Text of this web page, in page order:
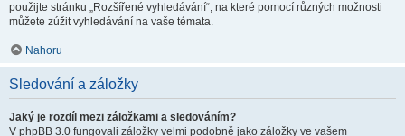
použijte stránku „Rozšířené vyhledávání“, na které pomocí různých možnosti
můžete zúžit vyhledávání na vaše témata.
Nahoru
Sledování a záložky
Jaký je rozdíl mezi záložkami a sledováním?
V phpBB 3.0 fungovali záložky velmi podobně jako záložky ve vašem